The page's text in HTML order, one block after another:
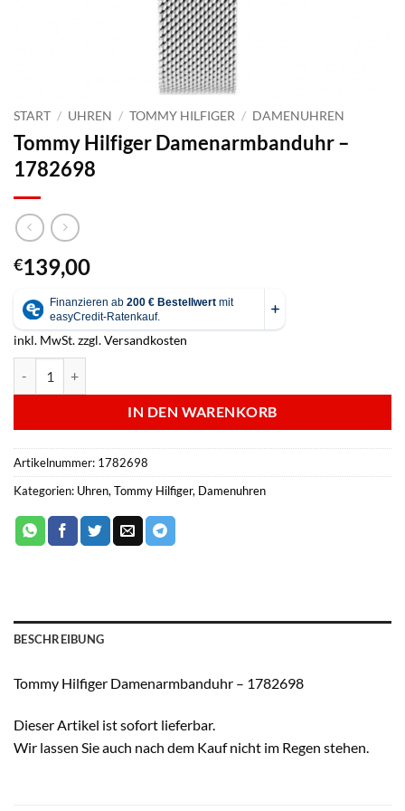
START / UHREN / TOMMY HILFIGER / DAMENUHREN
Tommy Hilfiger Damenarmbanduhr –
1782698
€139,00
inkl. MwSt.zzgl.Versandkosten
IN DEN WARENKORB
Artikelnummer: 1782698
Kategorien: Uhren,Tommy Hilfiger, Damenuhren
BESCHREIBUNG
Tommy Hilfiger Damenarmbanduhr – 1782698
Dieser Artikel ist sofort lieferbar.
Wir lassen Sie auch nach dem Kauf nicht im Regen stehen.